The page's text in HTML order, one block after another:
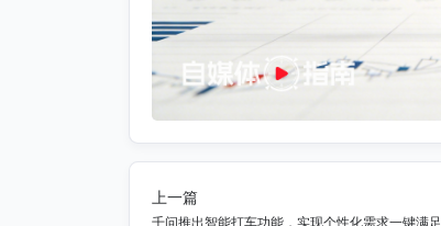
上一篇
千问推出智能打车功能，实现个性化需求一键满足